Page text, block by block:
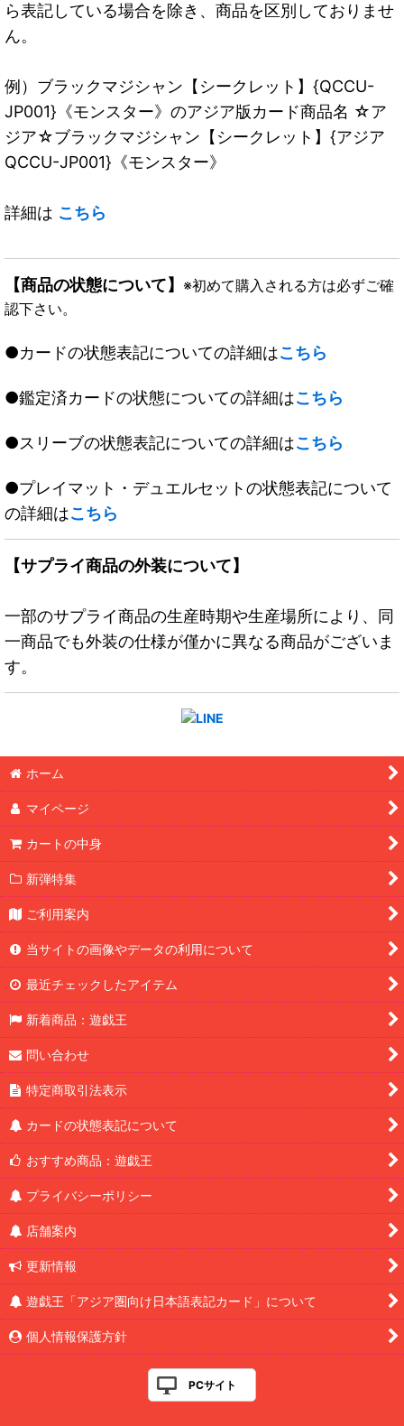
ら表記している場合を除き、商品を区別しておりませ
ん。
例）ブラックマジシャン【シークレット】{QCCU-
JP001}《モンスター》のアジア版カード商品名 ☆ア
ジア☆ブラックマジシャン【シークレット】{アジア
QCCU-JP001}《モンスター》
詳細は こちら
【商品の状態について】 ※初めて購入される方は必ずご確
認下さい。
●カードの状態表記についての詳細はこちら
●鑑定済カードの状態についての詳細はこちら
●スリーブの状態表記についての詳細はこちら
●プレイマット・デュエルセットの状態表記について
の詳細はこちら
【サプライ商品の外装について】
一部のサプライ商品の生産時期や生産場所により、同
一商品でも外装の仕様が僅かに異なる商品がございま
す。
ホーム
マイページ
カートの中身
新弾特集
ご利用案内
当サイトの画像やデータの利用について
最近チェックしたアイテム
新着商品：遊戯王
問い合わせ
特定商取引法表示
カードの状態表記について
おすすめ商品：遊戯王
プライバシーポリシー
店舗案内
更新情報
遊戯王「アジア圏向け日本語表記カード」について
個人情報保護方針
PCサイト